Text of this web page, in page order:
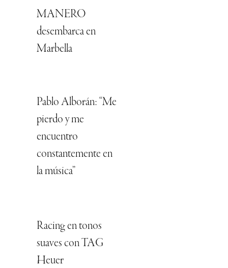
MANERO
desembarca en
Marbella
Pablo Alborán: “Me
pierdo y me
encuentro
constantemente en
la música”
Racing en tonos
suaves con TAG
Heuer